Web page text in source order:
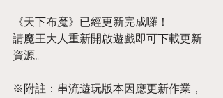
《天下布魔》已經更新完成囉！
請魔王大人重新開啟遊戲即可下載更新
資源。
※附註：串流遊玩版本因應更新作業，